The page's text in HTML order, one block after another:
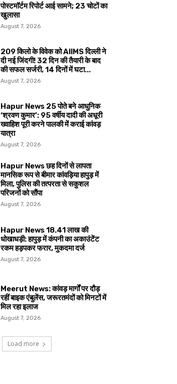
पोस्टमॉर्टम रिपोर्ट आई सामने; 23 चोटों का
खुलासा
August 7, 2026
209 किलो के विवेक को AIIMS दिल्ली ने
दी नई जिंदगी! 32 दिन की तैयारी के बाद
की सफल सर्जरी, 14 दिनों में घटा...
August 7, 2026
Hapur News 25 पोते बने आधुनिक
‘श्रवण कुमार’: 95 वर्षीय दादी की अधूरी
ख्वाहिश पूरी करने पालकी में कराई कांवड़
यात्रा
August 7, 2026
Hapur News छह दिनों से लापता
मानसिक रूप से बीमार कांवड़िया हापुड़ में
मिला, पुलिस की तत्परता से सकुशल
परिजनों को सौंपा
August 7, 2026
Hapur News 18.41 लाख की
धोखाधड़ी: हापुड़ में कंपनी का अकाउंटेंट
रकम हड़पकर फरार, मुकदमा दर्ज
August 7, 2026
Meerut News: कांवड़ मार्गों पर दौड़
रहीं बाइक एंबुलेंस, जरूरतमंदों को मिनटों में
मिल रहा इलाज
August 7, 2026
Load more